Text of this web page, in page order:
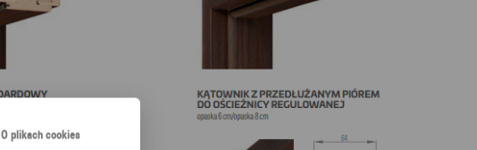
O plikach cookies